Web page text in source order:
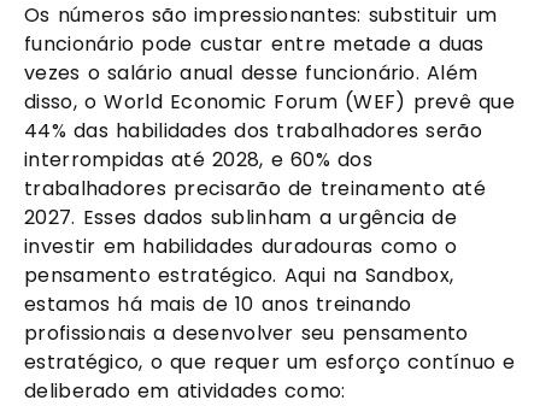
Os números são impressionantes: substituir um
funcionário pode custar entre metade a duas
vezes o salário anual desse funcionário. Além
disso, o World Economic Forum (WEF) prevê que
44% das habilidades dos trabalhadores serão
interrompidas até 2028, e 60% dos
trabalhadores precisarão de treinamento até
2027. Esses dados sublinham a urgência de
investir em habilidades duradouras como o
pensamento estratégico. Aqui na Sandbox,
estamos há mais de 10 anos treinando
profissionais a desenvolver seu pensamento
estratégico, o que requer um esforço contínuo e
deliberado em atividades como: